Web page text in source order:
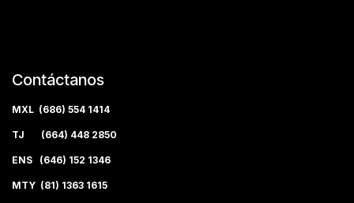
Contáctanos
MXL (686) 554 1414
TJ (664) 448 2850
ENS (646) 152 1346
MTY (81) 1363 1615